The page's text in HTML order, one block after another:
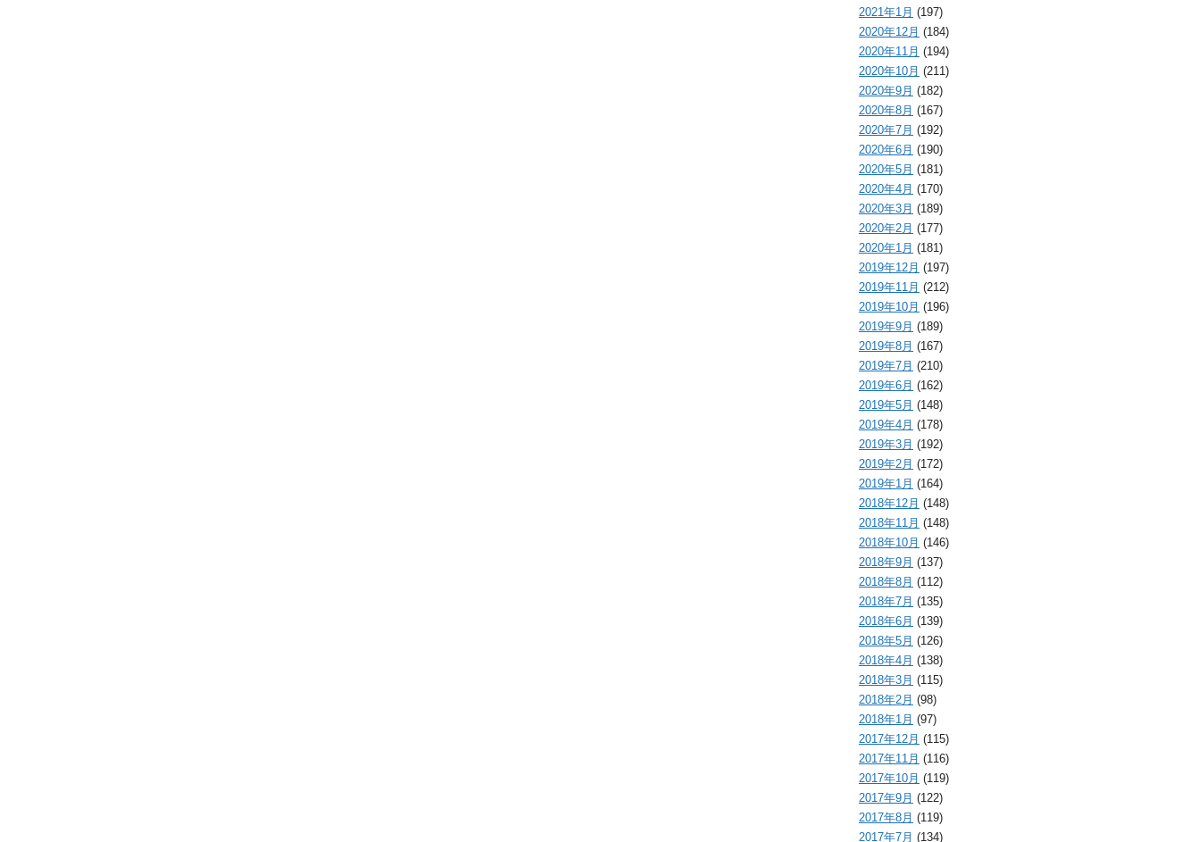
2021年1月 (197)
2020年12月 (184)
2020年11月 (194)
2020年10月 (211)
2020年9月 (182)
2020年8月 (167)
2020年7月 (192)
2020年6月 (190)
2020年5月 (181)
2020年4月 (170)
2020年3月 (189)
2020年2月 (177)
2020年1月 (181)
2019年12月 (197)
2019年11月 (212)
2019年10月 (196)
2019年9月 (189)
2019年8月 (167)
2019年7月 (210)
2019年6月 (162)
2019年5月 (148)
2019年4月 (178)
2019年3月 (192)
2019年2月 (172)
2019年1月 (164)
2018年12月 (148)
2018年11月 (148)
2018年10月 (146)
2018年9月 (137)
2018年8月 (112)
2018年7月 (135)
2018年6月 (139)
2018年5月 (126)
2018年4月 (138)
2018年3月 (115)
2018年2月 (98)
2018年1月 (97)
2017年12月 (115)
2017年11月 (116)
2017年10月 (119)
2017年9月 (122)
2017年8月 (119)
2017年7月 (134)